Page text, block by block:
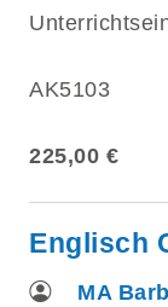
AK5103
225,00 €
Englisch
MA